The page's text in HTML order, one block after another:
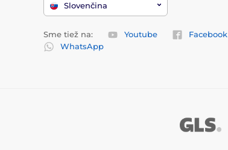
Slovenčina
Sme tiež na: Youtube Facebook
WhatsApp